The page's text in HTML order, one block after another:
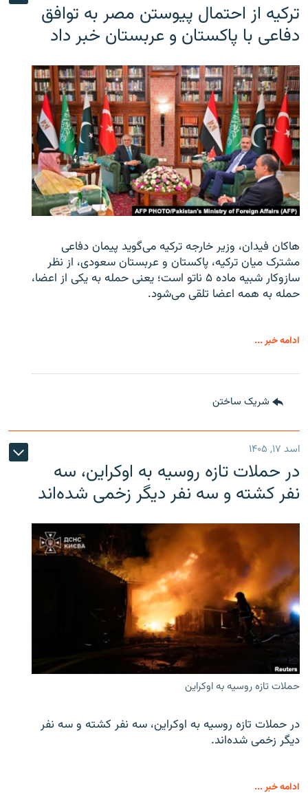
ترکیه از احتمال پیوستن مصر به توافق
دفاعی با پاکستان و عربستان خبر داد
هاکان فیدان، وزیر خارجه ترکیه می‌گوید پیمان دفاعی
مشترک میان ترکیه، پاکستان و عربستان سعودی، از نظر
سازوکار شبیه ماده ۵ ناتو است؛ یعنی حمله به یکی از اعضا،
حمله به همه اعضا تلقی می‌شود.
ادامه خبر ...
شریک ساختن
اسد ۱۷, ۱۴۰۵
در حملات تازه روسیه به اوکراین، سه
نفر کشته و سه نفر دیگر زخمی شده‌اند
حملات تازه روسیه به اوکراین
در حملات تازه روسیه به اوکراین، سه نفر کشته و سه نفر
دیگر زخمی شده‌اند.
ادامه خبر ...